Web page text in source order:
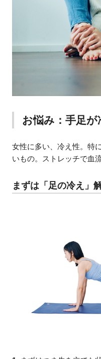
お悩み：手足が
女性に多い、冷え性。特
いもの。ストレッチで血
まずは「足の冷え」